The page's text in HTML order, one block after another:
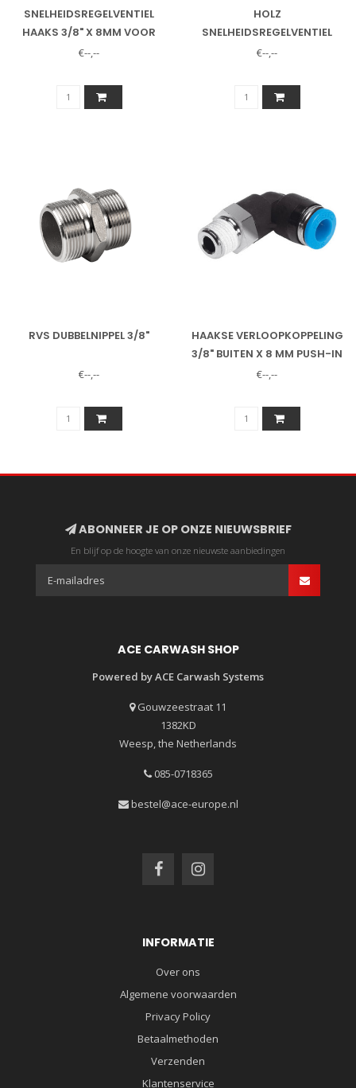
SNELHEIDSREGELVENTIEL
HAAKS 3/8" X 8MM VOOR
DN63 CILINDERS
€--,--
HOLZ
SNELHEIDSREGELVENTIEL
RECHT 3/8"
€--,--
RVS DUBBELNIPPEL 3/8"
€--,--
HAAKSE VERLOOPKOPPELING
3/8" BUITEN X 8 MM PUSH-IN
€--,--
ABONNEER JE OP ONZE NIEUWSBRIEF
En blijf op de hoogte van onze nieuwste aanbiedingen
ACE CARWASH SHOP
Powered by ACE Carwash Systems
Gouwzeestraat 11
1382KD
Weesp, the Netherlands
085-0718365
bestel@ace-europe.nl
INFORMATIE
Over ons
Algemene voorwaarden
Privacy Policy
Betaalmethoden
Verzenden
Klantenservice